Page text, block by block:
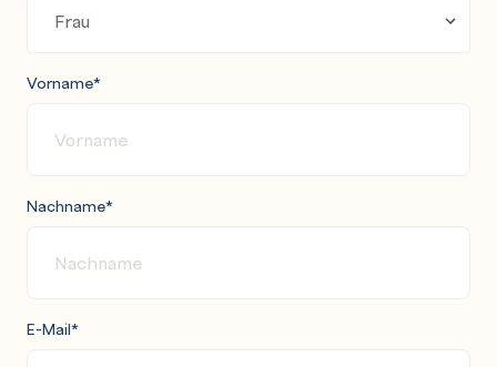
Vorname*
Nachname*
E-Mail*